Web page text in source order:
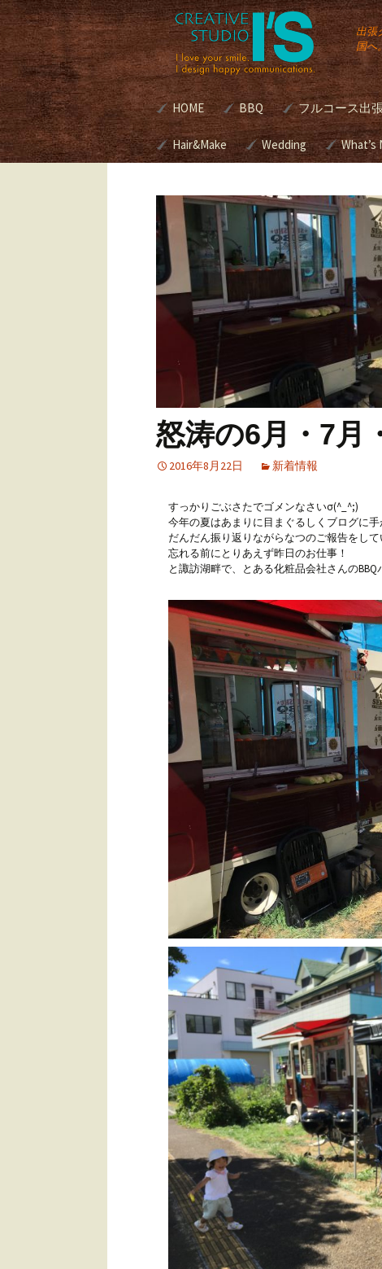
出張
国へ
コ
ン
テ
ン
ツ
キ
ッ
プ
HOME BBQ
諏訪湖BBQマリーナ[公
式]
フルコース出
別荘・個人宅
グルメBBQ
本格BBQのケ
グサービス |
BBQ Catering
ロケ現場への
ブクッキング
アウトドア・
ング
Hair&Make
美容室のメニューと料
Wedding
ブライダルプロデュ
スって？
プロデュースの進め
キリスト教式 神前挙
式 人前挙式 あなた
どの挙式スタイルをお
アウトドア・ウエディ
ング
ユーザーズボイス
What’s
怒涛の6月・7月
2016年8月22日 新着情報
すっかりごぶさたでゴメンなさいσ(^_^;)
今年の夏はあまりに目まぐるしくブログに
だんだん振り返りながらなつのご報告をし
忘れる前にとりあえず昨日のお仕事！
と諏訪湖畔で、とある化粧品会社さんのBBQ